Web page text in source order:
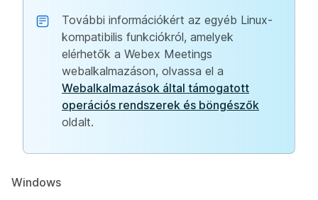
További információkért az egyéb Linux-
kompatibilis funkciókról, amelyek
elérhetők a Webex Meetings
webalkalmazáson, olvassa el a
Webalkalmazások által támogatott
operációs rendszerek és böngészők
oldalt.
Windows